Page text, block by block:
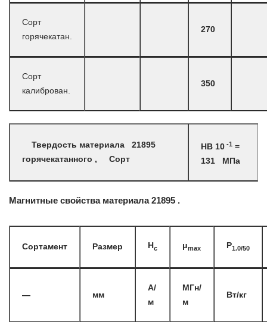
Сорт
горячекатан.
270
Сорт
калиброван.
350
Твердость материала 21895
горячекатанного , Сорт
HB 10 -1 =
131 МПа
Магнитные свойства материала 21895 .
Сортамент Размер Hc μmax P1.0/50
— мм
А/
м
МГн/
м
Вт/кг